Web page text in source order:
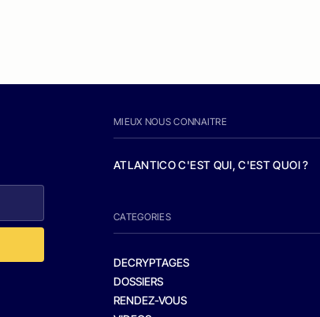
MIEUX NOUS CONNAITRE
ATLANTICO C'EST QUI, C'EST QUOI ?
CATEGORIES
DECRYPTAGES
DOSSIERS
RENDEZ-VOUS